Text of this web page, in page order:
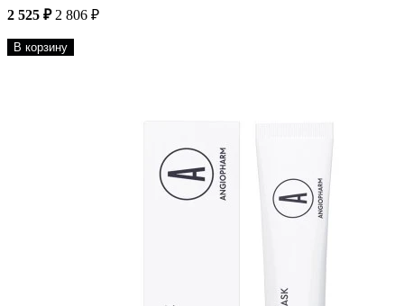
2 525 ₽ 2 806 ₽
В корзину